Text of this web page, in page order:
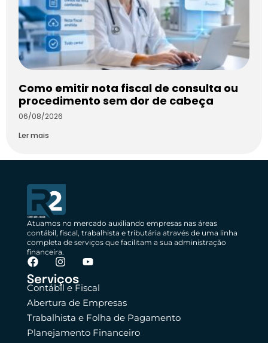
Como emitir nota fiscal de consulta ou
procedimento sem dor de cabeça
06/08/2026
Ler mais
Atuamos no mercado auxiliando empresas nas áreas
contábil, fiscal, trabalhista e tributária através de uma linha
completa de serviços que facilitam a sua administração
financeira.
Serviços
Contábil e Fiscal
Abertura de Empresas
Trabalhista e Folha de Pagamento
Planejamento Financeiro